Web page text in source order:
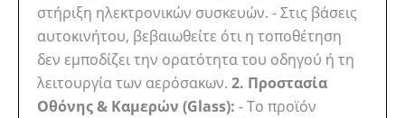
στήριξη ηλεκτρονικών συσκευών. - Στις βάσεις
αυτοκινήτου, βεβαιωθείτε ότι η τοποθέτηση
δεν εμποδίζει την ορατότητα του οδηγού ή τη
λειτουργία των αερόσακων. 2. Προστασία
Οθόνης & Καμερών (Glass): - Το προϊόν